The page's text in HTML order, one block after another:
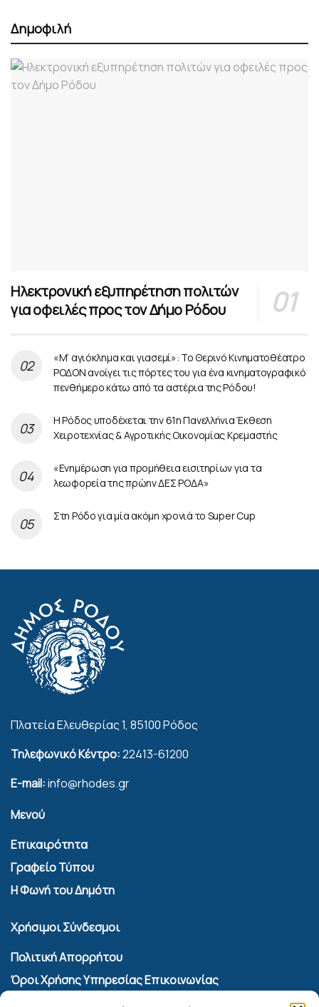
Δημοφιλή
Ηλεκτρονική εξυπηρέτηση πολιτών
για οφειλές προς τον Δήμο Ρόδου
«Μ’ αγιόκλημα και γιασεμί»: Το Θερινό Κινηματοθέατρο
ΡΟΔΟΝ ανοίγει τις πόρτες του για ένα κινηματογραφικό
πενθήμερο κάτω από τα αστέρια της Ρόδου!
Η Ρόδος υποδέχεται την 61η Πανελλήνια Έκθεση
Χειροτεχνίας & Αγροτικής Οικονομίας Κρεμαστής
«Ενημέρωση για προμήθεια εισιτηρίων για τα
λεωφορεία της πρώην ΔΕΣ ΡΟΔΑ»
Στη Ρόδο για μία ακόμη χρονιά το Super Cup
Πλατεία Ελευθερίας 1, 85100 Ρόδος
Τηλεφωνικό Κέντρο:22413-61200
E-mail:info@rhodes.gr
Μενού
Επικαιρότητα
Γραφείο Τύπου
Η Φωνή του Δημότη
Χρήσιμοι Σύνδεσμοι
Πολιτική Απορρήτου
Όροι Χρήσης Υπηρεσίας Επικοινωνίας
Πολιτική Cookies (ΕΕ)